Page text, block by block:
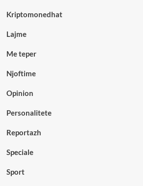
Kriptomonedhat
Lajme
Me teper
Njoftime
Opinion
Personalitete
Reportazh
Speciale
Sport